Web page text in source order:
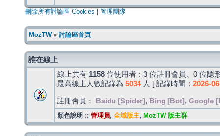
刪除所有討論區 Cookies 管理團隊
MozTW» 討論區首頁
誰在線上
線上共有 1158 位使用者：3 位註冊會員、0 位隱
最高線上人數記錄為 5034人 [ 記錄時間： 2026-
註冊會員： Baidu [Spider] , Bing [Bot] , Google
顏色說明 :: 管理員, 全域版主, MozTW 版主群